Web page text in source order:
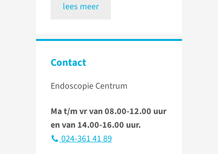
lees meer
Contact
Endoscopie Centrum
Ma t/m vr van 08.00-12.00 uur
en van 14.00-16.00 uur.
024-361 41 89